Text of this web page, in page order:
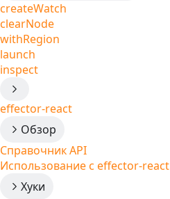
createWatch
clearNode
withRegion
launch
inspect
effector-react
Обзор
Справочник API
Использование с effector-react
Хуки